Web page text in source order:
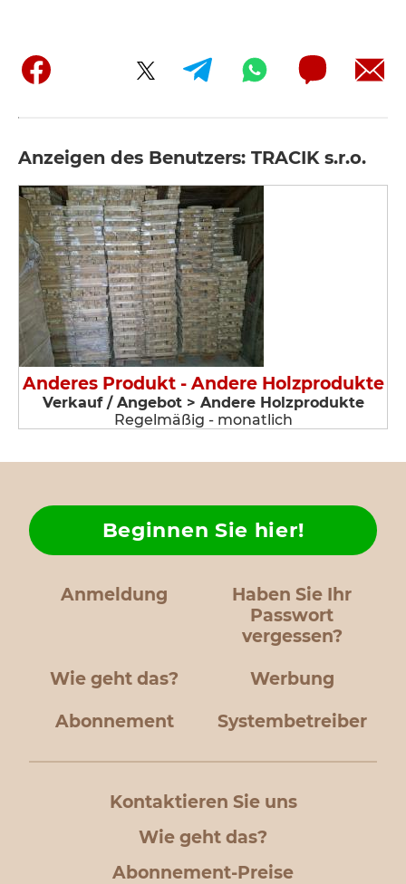
Anzeigen des Benutzers: TRACIK s.r.o.
Anderes Produkt - Andere Holzprodukte
Verkauf / Angebot > Andere Holzprodukte
Regelmäßig - monatlich
Anmeldung
Haben Sie Ihr
Passwort
vergessen?
Wie geht das?
Beginnen Sie hier!
Werbung
Abonnement Systembetreiber
Kontaktieren Sie uns
Wie geht das?
Abonnement-Preise